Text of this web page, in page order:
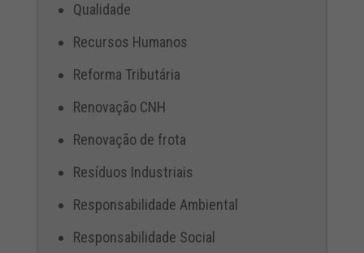
Qualidade
Recursos Humanos
Reforma Tributária
Renovação CNH
Renovação de frota
Resíduos Industriais
Responsabilidade Ambiental
Responsabilidade Social